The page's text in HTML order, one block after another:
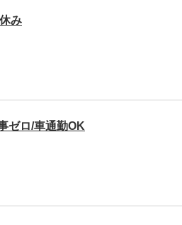
み
ゼロ/車通勤OK